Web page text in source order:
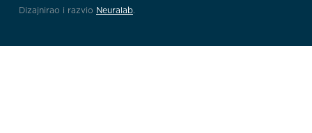
Dizajnirao i razvio Neuralab.